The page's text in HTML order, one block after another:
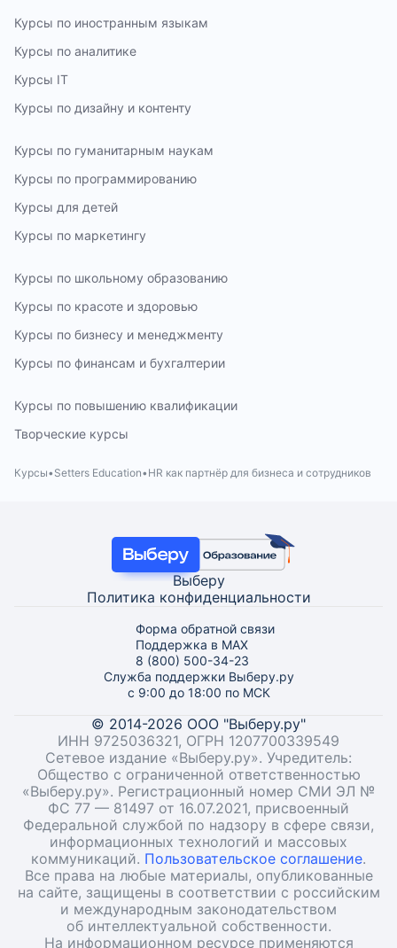
Курсы по иностранным языкам
Курсы по аналитике
Курсы IT
Курсы по дизайну и контенту
Курсы по гуманитарным наукам
Курсы по программированию
Курсы для детей
Курсы по маркетингу
Курсы по школьному образованию
Курсы по красоте и здоровью
Курсы по бизнесу и менеджменту
Курсы по финансам и бухгалтерии
Курсы по повышению квалификации
Творческие курсы
Курсы Setters Education HR как партнёр для бизнеса и сотрудников
Выберу
Политика конфиденциальности
Форма обратной связи
Поддержка в MAX
8 (800) 500-34-23
Служба поддержки Выберу.ру
с 9:00 до 18:00 по МСК
© 2014-2026 ООО "Выберу.ру"
ИНН 9725036321, ОГРН 1207700339549
Сетевое издание «Выберу.ру». Учредитель:
Общество с ограниченной ответственностью
«Выберу.ру». Регистрационный номер СМИ ЭЛ №
ФС 77 — 81497 от 16.07.2021, присвоенный
Федеральной службой по надзору в сфере связи,
информационных технологий и массовых
коммуникаций. Пользовательское соглашение.
Все права на любые материалы, опубликованные
на сайте, защищены в соответствии с российским
и международным законодательством
об интеллектуальной собственности.
На информационном ресурсе применяются